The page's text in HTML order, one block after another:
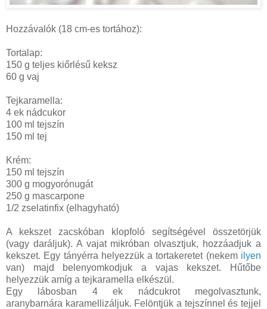
Hozzávalók (18 cm-es tortához):
Tortalap:
150 g teljes kiőrlésű keksz
60 g vaj
Tejkaramella:
4 ek nádcukor
100 ml tejszín
150 ml tej
Krém:
150 ml tejszín
300 g mogyorónugát
250 g mascarpone
1/2 zselatinfix (elhagyható)
A kekszet zacskóban klopfoló segítségével összetörjük
(vagy daráljuk). A vajat mikróban olvasztjuk, hozzáadjuk a
kekszet. Egy tányérra helyezzük a tortakeretet (nekem ilyen
van) majd belenyomkodjuk a vajas kekszet. Hűtőbe
helyezzük amíg a tejkaramella elkészül.
Egy lábosban 4 ek nádcukrot megolvasztunk,
aranybarnára karamellizáljuk. Felöntjük a tejszínnel és tejjel